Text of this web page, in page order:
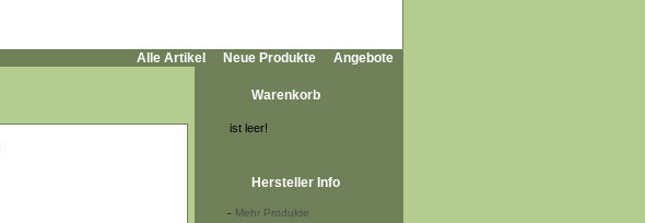
Alle Artikel Neue Produkte Angebote
Warenkorb
ist leer!
Hersteller Info
- Mehr Produkte